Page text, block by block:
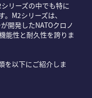
リーズの中でも特に
M2シリーズは、
開発したNATOクロノ
能性と耐久性を誇りま
を以下にご紹介しま